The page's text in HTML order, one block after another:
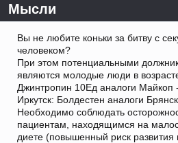
Мысли
Вы не любите коньки за битву с
человеком?
При этом потенциальными
являются молодые люди в
Джинтропин 10Ед аналоги Майкоп
Иркутск: Болдестен аналоги Брянск.
Необходимо соблюдать
пациентам, находящимся на
диете (повышенный риск развития